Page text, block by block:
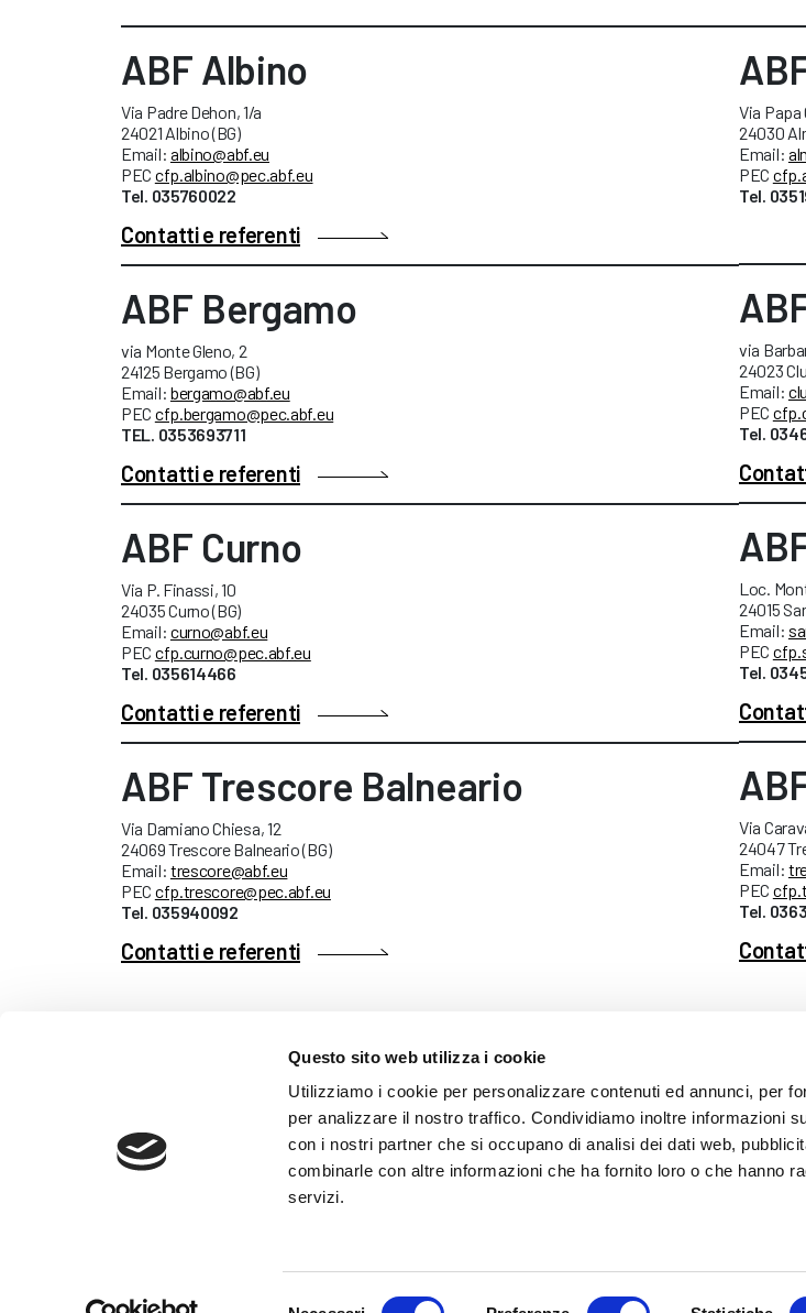
Questo sito web utilizza i cookie
Utilizziamo i cookie per personalizzare contenuti ed annunci, per
per analizzare il nostro traffico. Condividiamo inoltre informazioni
con i nostri partner che si occupano di analisi dei dati web,
combinarle con altre informazioni che ha fornito loro o che hanno
servizi.
ABF Albino
Via Padre Dehon, 1/a
24021 Albino (BG)
Email: albino@abf.eu
PEC cfp.albino@pec.abf.eu
Tel. 035760022
Contatti e referenti
ABF Bergamo
via Monte Gleno, 2
24125 Bergamo (BG)
Email: bergamo@abf.eu
PEC cfp.bergamo@pec.abf.eu
TEL. 0353693711
Contatti e referenti
ABF Curno
Via P. Finassi, 10
24035 Curno (BG)
Email: curno@abf.eu
PEC cfp.curno@pec.abf.eu
Tel. 035614466
Contatti e referenti
ABF Trescore Balneario
Via Damiano Chiesa, 12
24069 Trescore Balneario (BG)
Email: trescore@abf.eu
PEC cfp.trescore@pec.abf.eu
Tel. 035940092
Contatti e referenti
Via Papa
24030
Email:
PEC
Tel.
via
24023
Email:
PEC
Tel.
Loc.
24015
Email:
PEC
Tel.
Via
24047
Email:
PEC
Tel.
WHISTLEBLOWING
ABF Azienda Bergamasca Formazione
C.F. e P. IVA 03240540165 - Tel. (035) 3693711 - via Monte Gleno, 2 - I - 24125